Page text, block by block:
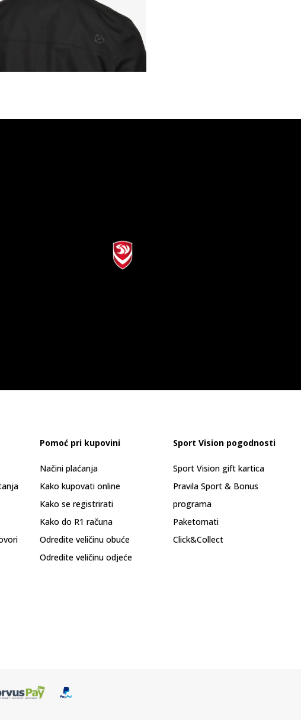
Pomoć pri kupovini
Načini plaćanja
Kako kupovati online
Kako se registrirati
Kako do R1 računa
Odredite veličinu obuće
Odredite veličinu odjeće
Sport Vision pogodnosti
Sport Vision gift kartica
Pravila Sport & Bonus
programa
Paketomati
Click&Collect